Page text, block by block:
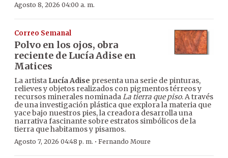
Agosto 8, 2026 04:00 a. m.
Correo Semanal
Polvo en los ojos, obra
reciente de Lucía Adise en
Matices
La artista Lucía Adise presenta una serie de pinturas,
relieves y objetos realizados con pigmentos térreos y
recursos minerales nominadaLa tierra que piso. A través
de una investigación plástica que explora la materia que
yace bajo nuestros pies, la creadora desarrolla una
narrativa fascinante sobre estratos simbólicos de la
tierra que habitamos y pisamos.
Agosto 7, 2026 04:48 p. m. · Fernando Moure